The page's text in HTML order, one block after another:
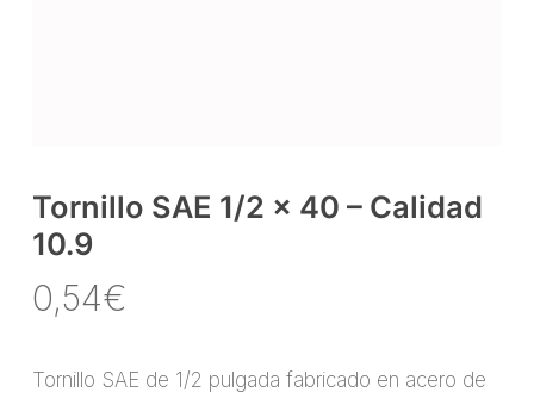
Tornillo SAE 1/2 x 40 – Calidad
10.9
0,54€
Tornillo SAE de 1/2 pulgada fabricado en acero de